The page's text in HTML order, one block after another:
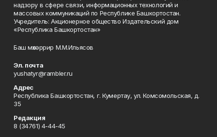
надзору в сфере связи, информационных технологий и
массовых коммуникаций по Республике Башкортостан.
Учредитель: Акционерное общество Издательский дом
«Республика Башкортостан»
Баш мөхәррир М.М.Ильясов
Эл. почта
yushatyr@rambler.ru
Адрес
Республика Башкортостан, г. Кумертау, ул. Комсомольская, д.
35
Редакция
8 (34761) 4-44-45